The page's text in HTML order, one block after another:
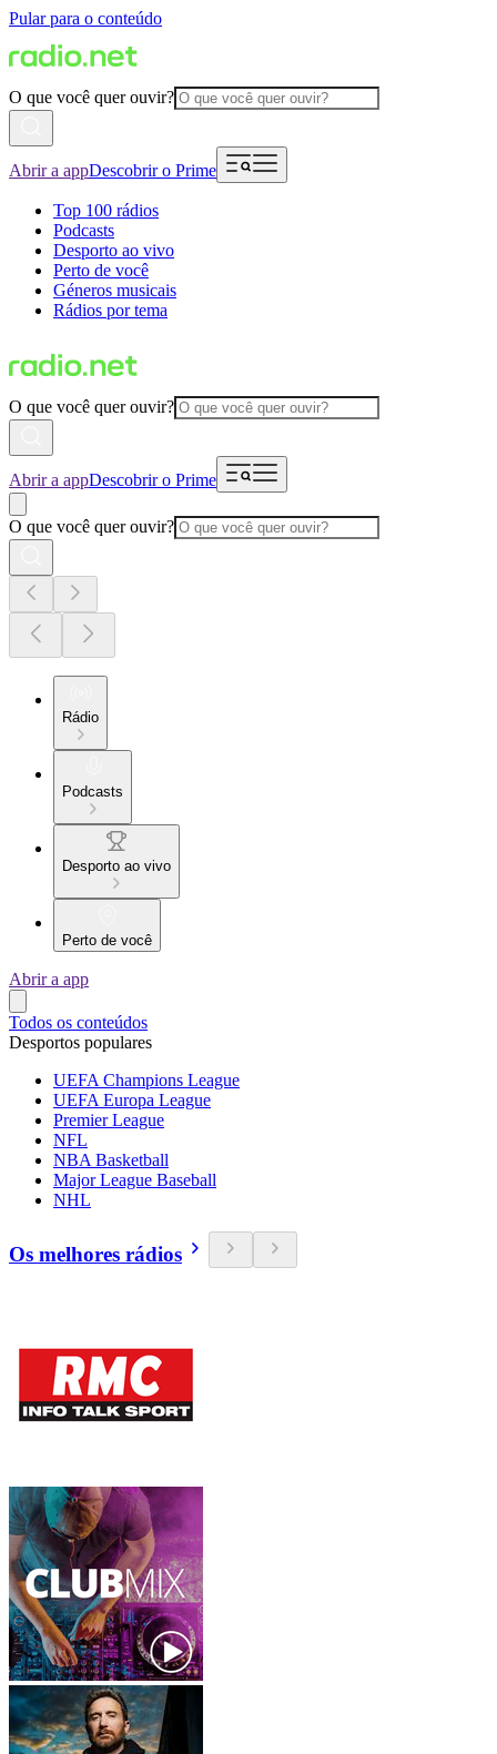
Pular para o conteúdo
O que você quer ouvir?
Abrir a appDescobrir o Prime
Top 100 rádios
Podcasts
Desporto ao vivo
Perto de você
Géneros musicais
Rádios por tema
O que você quer ouvir?
Abrir a appDescobrir o Prime
O que você quer ouvir?
Rádio
Podcasts
Desporto ao vivo
Perto de você
Abrir a app
Todos os conteúdos
Desportos populares
UEFA Champions League
UEFA Europa League
Premier League
NFL
NBA Basketball
Major League Baseball
NHL
Os melhores rádios